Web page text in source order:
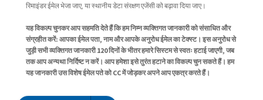
रिमाइंडर ईमेल भेजा जाए, या स्थानीय डेटा संरक्षण एजेंसी को बढ़ावा दिया जाए।
यह विकल्प चुनकर आप सहमति देते हैं कि हम निम्न व्यक्तिगत जानकारी को संसाधित और
संग्रहीत करें: आपका ईमेल पता, नाम और आपके अनुरोध ईमेल का टेक्स्ट। इस अनुरोध से
जुड़ी सभी व्यक्तिगत जानकारी 120 दिनों के भीतर हमारे सिस्टम से स्वतः हटाई जाएगी, जब
तक आप अन्यथा निर्दिष्ट न करें। आप हमेशा इसे तुरंत हटाने का विकल्प चुन सकते हैं। हम
यह जानकारी उस विशेष ईमेल पते को CC में जोड़कर अपने आप एकत्र करते हैं।